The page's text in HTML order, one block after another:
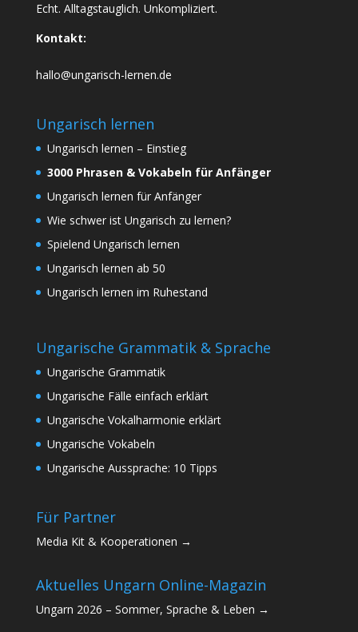
Echt. Alltagstauglich. Unkompliziert.
Kontakt:
hallo@ungarisch-lernen.de
Ungarisch lernen
Ungarisch lernen – Einstieg
3000 Phrasen & Vokabeln für Anfänger
Ungarisch lernen für Anfänger
Wie schwer ist Ungarisch zu lernen?
Spielend Ungarisch lernen
Ungarisch lernen ab 50
Ungarisch lernen im Ruhestand
Ungarische Grammatik & Sprache
Ungarische Grammatik
Ungarische Fälle einfach erklärt
Ungarische Vokalharmonie erklärt
Ungarische Vokabeln
Ungarische Aussprache: 10 Tipps
Für Partner
Media Kit & Kooperationen →
Aktuelles Ungarn Online-Magazin
Ungarn 2026 – Sommer, Sprache & Leben →